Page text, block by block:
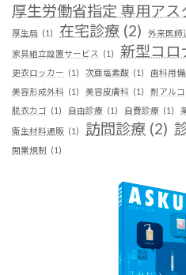
厚生労働省指定 専用アス
厚生局 (1) 在宅診療 (2) 外来医師
家具組立設置サービス
(1) 新型コロ
更衣ロッカー (1) 次亜塩素酸 (1) 歯科用
美容形成外科 (1) 美容皮膚科 (1) 耐アル
脱衣カゴ (1) 自由診療 (1) 自費診療 (1)
衛生材料通販 (1) 訪問診療 (2)
開業規制 (1)